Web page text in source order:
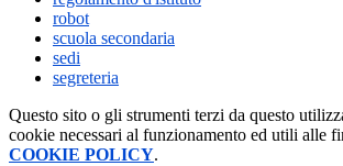
robot
scuola secondaria
sedi
segreteria
Questo sito o gli strumenti terzi da questo
cookie necessari al funzionamento ed utili alle
COOKIE POLICY.